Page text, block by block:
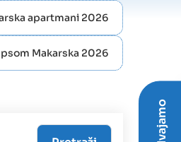
apartmani 2026
Makarska 2026
Izdvajamo